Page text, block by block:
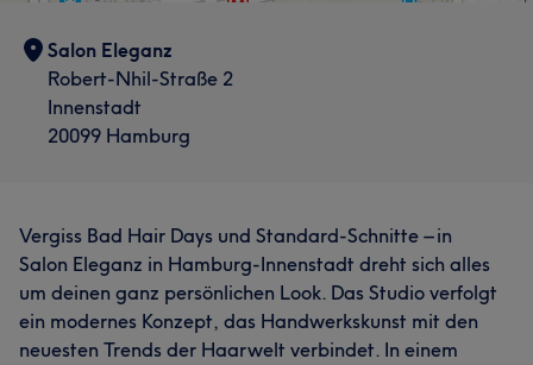
Salon Eleganz
Robert-Nhil-Straße 2
Innenstadt
20099 Hamburg
Vergiss Bad Hair Days und Standard-Schnitte – in
Salon Eleganz in Hamburg-Innenstadt dreht sich alles
um deinen ganz persönlichen Look. Das Studio verfolgt
ein modernes Konzept, das Handwerkskunst mit den
neuesten Trends der Haarwelt verbindet. In einem